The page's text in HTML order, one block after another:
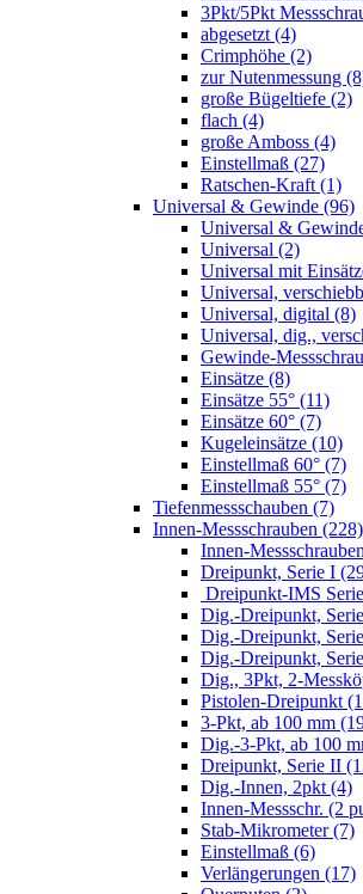
3Pkt/5Pkt
abgesetzt (4)
Crimphöhe (2)
zur Nutenmessung
große Bügeltiefe (2)
flach (4)
große Amboss (4)
Einstellmaß (27)
Ratschen-Kraft (1)
Universal & Gewinde (96)
Universal &
Universal (2)
Universal mit
Universal,
Universal, digital (8)
Universal, dig.,
Gewinde-
Einsätze (8)
Einsätze 55° (11)
Einsätze 60° (7)
Kugeleinsätze (10)
Einstellmaß 60° (7)
Einstellmaß 55° (7)
Tiefenmessschauben (7)
Innen-Messschrauben (228)
Innen-
Dreipunkt, Serie I
Dreipunkt-IMS
Dig.-Dreipunkt,
Dig.-Dreipunkt,
Dig.-Dreipunkt,
Dig., 3Pkt, 2-
Pistolen-Dreipunkt
3-Pkt, ab 100 mm
Dig.-3-Pkt, ab 100
Dreipunkt, Serie II
Dig.-Innen, 2pkt (4)
Innen-Messschr. (2
Stab-Mikrometer (7)
Einstellmaß (6)
Verlängerungen (17)